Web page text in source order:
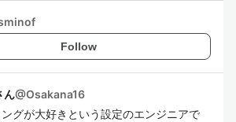
Follow
ん@Osakana16
グが大好きという設定のエンジニアで